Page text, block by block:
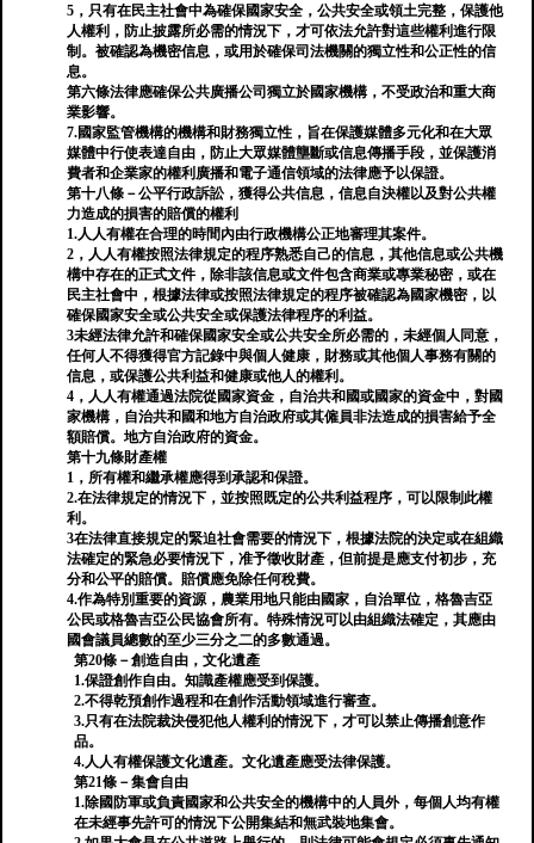
5，只有在民主社會中為確保國家安全，公共安全或領土完整，保護他
人權利，防止披露所必需的情況下，才可依法允許對這些權利進行限
制。被確認為機密信息，或用於確保司法機關的獨立性和公正性的信
息。
第六條法律應確保公共廣播公司獨立於國家機構，不受政治和重大商
業影響。
7.國家監管機構的機構和財務獨立性，旨在保護媒體多元化和在大眾
媒體中行使表達自由，防止大眾媒體壟斷或信息傳播手段，並保護消
費者和企業家的權利廣播和電子通信領域的法律應予以保證。
第十八條－公平行政訴訟，獲得公共信息，信息自決權以及對公共權
力造成的損害的賠償的權利
1.人人有權在合理的時間內由行政機構公正地審理其案件。
2，人人有權按照法律規定的程序熟悉自己的信息，其他信息或公共機
構中存在的正式文件，除非該信息或文件包含商業或專業秘密，或在
民主社會中，根據法律或按照法律規定的程序被確認為國家機密，以
確保國家安全或公共安全或保護法律程序的利益。
3未經法律允許和確保國家安全或公共安全所必需的，未經個人同意，
任何人不得獲得官方記錄中與個人健康，財務或其他個人事務有關的
信息，或保護公共利益和健康或他人的權利。
4，人人有權通過法院從國家資金，自治共和國或國家的資金中，對國
家機構，自治共和國和地方自治政府或其僱員非法造成的損害給予全
額賠償。地方自治政府的資金。
第十九條財產權
1，所有權和繼承權應得到承認和保證。
2.在法律規定的情況下，並按照既定的公共利益程序，可以限制此權
利。
3在法律直接規定的緊迫社會需要的情況下，根據法院的決定或在組織
法確定的緊急必要情況下，准予徵收財產，但前提是應支付初步，充
分和公平的賠償。賠償應免除任何稅費。
4.作為特別重要的資源，農業用地只能由國家，自治單位，格魯吉亞
公民或格魯吉亞公民協會所有。特殊情況可以由組織法確定，其應由
國會議員總數的至少三分之二的多數通過。
第20條－創造自由，文化遺產
1.保證創作自由。知識產權應受到保護。
2.不得乾預創作過程和在創作活動領域進行審查。
3.只有在法院裁決侵犯他人權利的情況下，才可以禁止傳播創意作
品。
4.人人有權保護文化遺產。文化遺產應受法律保護。
第21條－集會自由
1.除國防軍或負責國家和公共安全的機構中的人員外，每個人均有權
在未經事先許可的情況下公開集結和無武裝地集會。